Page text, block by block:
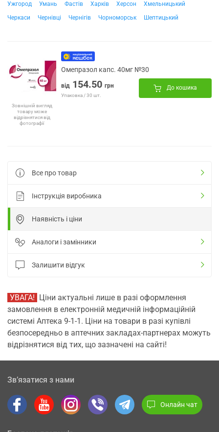
Ужгород
Умань Фастів Харків Херсон
Хмельницький
Черкаси
Чернівці Чернігів Чорноморськ Шептицький
Зовнішній вигляд
товару може
відрізнятися від
фотографії
Омепразол капс. 40мг №30
від 154.50 грн
Упаковка / 30 шт.
До кошика
Все про товар
Інструкція виробника
Наявність і ціни
Аналоги і замінники
Залишити відгук
УВАГА! Ціни актуальні лише в разі оформлення
замовлення в електронній медичній інформаційній
системі Аптека 9-1-1. Ціни на товари в разі купівлі
безпосередньо в аптечних закладах-партнерах можуть
відрізнятися від тих, що зазначені на сайті!
Зв’язатися з нами
Онлайн чат